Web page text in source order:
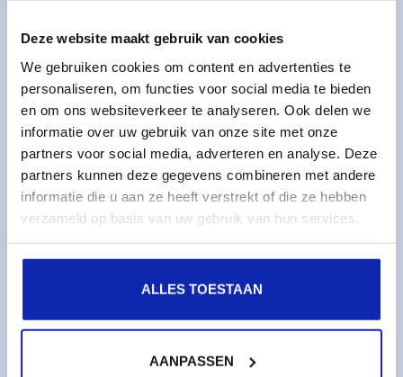
Deze website maakt gebruik van cookies
We gebruiken cookies om content en advertenties te
personaliseren, om functies voor social media te bieden
en om ons websiteverkeer te analyseren. Ook delen we
informatie over uw gebruik van onze site met onze
partners voor social media, adverteren en analyse. Deze
partners kunnen deze gegevens combineren met andere
informatie die u aan ze heeft verstrekt of die ze hebben
verzameld op basis van uw gebruik van hun services.
ALLES TOESTAAN
AANPASSEN
Dedicated servers
Monitoring & metrics
Cloud servers
Cloudopslag
Diensten
Domeinnamen
SSL certificaten
Over Kinamo